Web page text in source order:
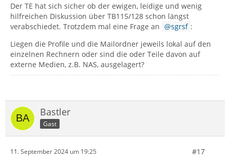
Der TE hat sich sicher ob der ewigen, leidige und wenig
hilfreichen Diskussion über TB115/128 schon längst
verabschiedet. Trotzdem mal eine Frage an
sgrsf :
Liegen die Profile und die Mailordner jeweils lokal auf den
einzelnen Rechnern oder sind die oder Teile davon auf
externe Medien, z.B. NAS, ausgelagert?
Bastler
Gast
11. September 2024 um 19:25 #17